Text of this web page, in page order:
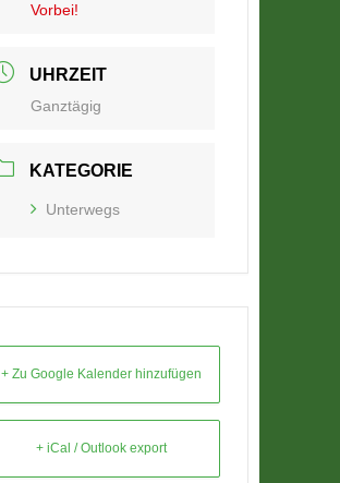
Vorbei!
UHRZEIT
Ganztägig
KATEGORIE
Unterwegs
+ Zu Google Kalender hinzufügen
+ iCal / Outlook export